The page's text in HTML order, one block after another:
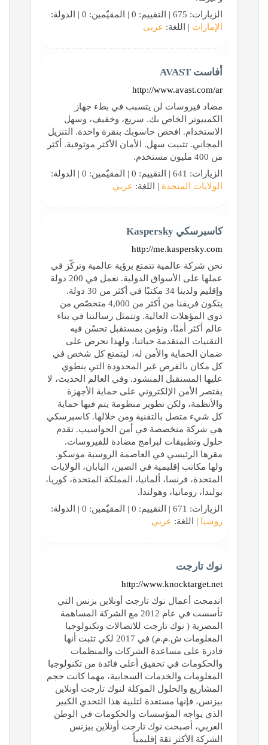
الزيارات: 675 | التقييم: 0 | المقيّمين: 0 | الدولة:
الإمارات | اللغة: عربي
أفاست AVAST
http://www.avast.com/ar
مضاد فيروسات لن يتسبب في بطء جهاز
الكمبيوتر الخاص بك. سريع، وخفيف، وسهل
الاستخدام. افحص حاسوبك بنقرة واحدة. التنزيل
المجاني. تثبيت سهل. الأمان الأكثر موثوقية. أكثر
من 400 مليون مستخدم.
الزيارات: 641 | التقييم: 0 | المقيّمين: 0 | الدولة:
الولايات المتحدة | اللغة: عربي
كاسبرسكي Kaspersky
http://me.kaspersky.com
نحن شركة عالمية تتمتع برؤية عالمية وتركّز في
عملها على الأسواق الدولية. نعمل في 200 دولة
وإقليم ولدينا 34 مكتبًا في أكثر من 30 دولة.
يتكون فريقنا من أكثر من 4,000 متخصّص من
ذوي المؤهلات العالية. وتتمثل رسالتنا في بناء
عالم أكثر أمنًا، ونؤمن بمستقبل تحسّن فيه
التقنيات المتقدمة حياتنا، ولهذا نحرص على
ضمان الحماية والأمن له، ليتمتع كل شخص في
كل مكان بالفرص غير المحدودة التي ينطوي
عليها المستقبل المنشود. وفي العالم الحديث، لا
يقتصر الأمن الإلكتروني على حماية الأجهزة
والأنظمة، ولكن تطوير منظومة يتم فيها حماية
كل شيء متصل بالتقنية ومن خلالها. كاسبرسكي
هي شركة متخصصة في أمن الحواسيب. تقدم
حلول وتطبيقات لبرامج مضادة للفيروسات.
مقرها الرئيسي في العاصمة الروسية موسكو.
ولها مكاتب إقليمية في الصين، اليابان، الولايات
المتحدة، فرنسا، ألمانيا، المملكة المتحدة، كوريا،
بولندا، رومانيا، وهولندا.
الزيارات: 671 | التقييم: 0 | المقيّمين: 0 | الدولة:
روسيا | اللغة: عربي
نوك تارجت
http://www.knocktarget.net
اندمجت أعمال نوك تارجت أونلاين بزنس التي
تأسست في عام 2012 مع الشركة المساهمة
المصرية ( نوك تارجت للاتصالات وتكنولوجيا
المعلومات ش.م.م) في 2017 لكي تثبت أنها
قادرة على مساعدة الشركات والمنظمات
والحكومات في تحقيق أعلى فائدة من تكنولوجيا
المعلومات والخدمات السحابية، مهما كانت حجم
المشاريع والحلول الموكلة لنوك تارجت أونلاين
بيزنس، فإنها مستعدة لتلبية هذا التحدي الكبير
الذي يواجه المؤسسات والحكومات في الوطن
العربي، أصبحت نوك تارجت أونلاين بيزنس
الشركة الأكثر ثقة إقليمياُ